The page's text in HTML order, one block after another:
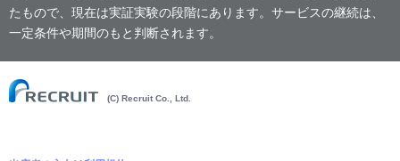
たもので、現在は実証実験の段階にあります。サービスの継続は、
一定条件や期間のもと判断されます。
(C) Recruit Co., Ltd.